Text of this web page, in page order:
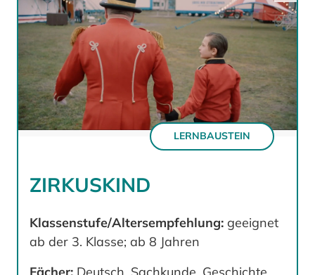
LERNBAUSTEIN
ZIRKUSKIND
Klassenstufe/Altersempfehlung: geeignet
ab der 3. Klasse; ab 8 Jahren
Fächer: Deutsch, Sachkunde, Geschichte,